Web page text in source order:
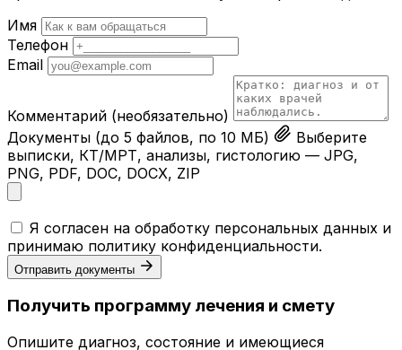
Имя
Телефон
Email
Комментарий (необязательно)
Документы (до 5 файлов, по 10 МБ)
Выберите
выписки, КТ/МРТ, анализы, гистологию — JPG,
PNG, PDF, DOC, DOCX, ZIP
Я согласен на обработку персональных данных и
принимаю политику конфиденциальности.
Отправить документы
Получить программу лечения и смету
Опишите диагноз, состояние и имеющиеся